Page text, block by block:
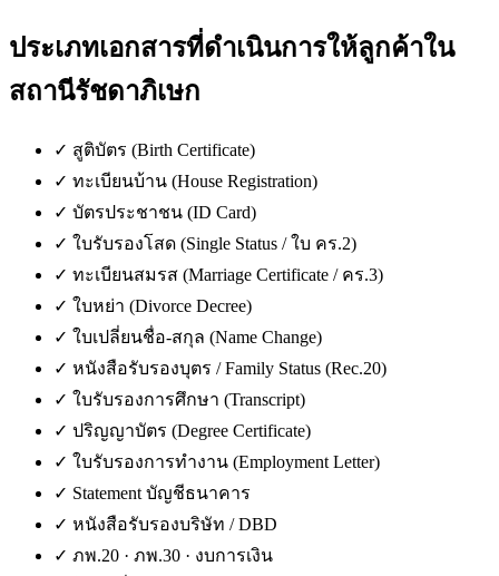
ประเภทเอกสารที่ดำเนินการให้ลูกค้าใน
สถานีรัชดาภิเษก
✓ สูติบัตร (Birth Certificate)
✓ ทะเบียนบ้าน (House Registration)
✓ บัตรประชาชน (ID Card)
✓ ใบรับรองโสด (Single Status / ใบ คร.2)
✓ ทะเบียนสมรส (Marriage Certificate / คร.3)
✓ ใบหย่า (Divorce Decree)
✓ ใบเปลี่ยนชื่อ-สกุล (Name Change)
✓ หนังสือรับรองบุตร / Family Status (Rec.20)
✓ ใบรับรองการศึกษา (Transcript)
✓ ปริญญาบัตร (Degree Certificate)
✓ ใบรับรองการทำงาน (Employment Letter)
✓ Statement บัญชีธนาคาร
✓ หนังสือรับรองบริษัท / DBD
✓ ภพ.20 · ภพ.30 · งบการเงิน